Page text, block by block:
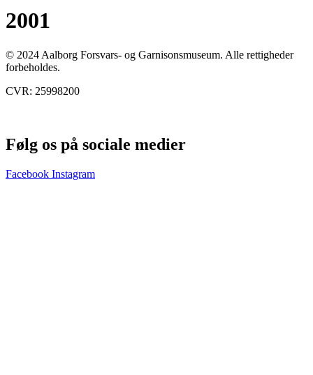
2001
© 2024 Aalborg Forsvars- og Garnisonsmuseum. Alle rettigheder
forbeholdes.
CVR: 25998200
Følg os på sociale medier
Facebook Instagram